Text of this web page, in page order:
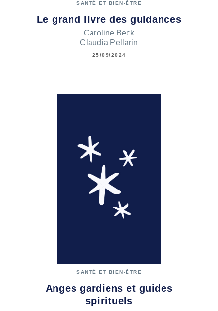
SANTÉ ET BIEN-ÊTRE
Le grand livre des guidances
Caroline Beck
Claudia Pellarin
25/09/2024
SANTÉ ET BIEN-ÊTRE
Anges gardiens et guides
spirituels